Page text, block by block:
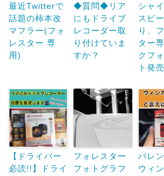
最近Twitterで
話題の柿本改
マフラー(フォ
レスター 専
用)
◆質問◆リア
にもドライブ
レコーダー取
り付けていま
すか？
シャ
スピ
り、
ター
クフ
ト発売
【ドライバー
必読!!】ドライ
フォレスター
フォトグラフ
バレ
ウィ